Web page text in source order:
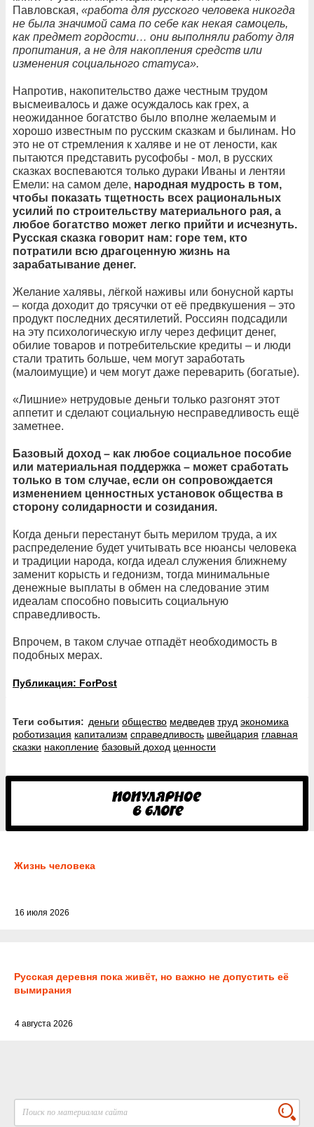
Павловская, «работа для русского человека никогда
не была значимой сама по себе как некая самоцель,
как предмет гордости… они выполняли работу для
пропитания, а не для накопления средств или
изменения социального статуса».
Напротив, накопительство даже честным трудом
высмеивалось и даже осуждалось как грех, а
неожиданное богатство было вполне желаемым и
хорошо известным по русским сказкам и былинам. Но
это не от стремления к халяве и не от лености, как
пытаются представить русофобы - мол, в русских
сказках воспеваются только дураки Иваны и лентяи
Емели: на самом деле, народная мудрость в том,
чтобы показать тщетность всех рациональных
усилий по строительству материального рая, а
любое богатство может легко прийти и исчезнуть.
Русская сказка говорит нам: горе тем, кто
потратили всю драгоценную жизнь на
зарабатывание денег.
Желание халявы, лёгкой наживы или бонусной карты
– когда доходит до трясучки от её предвкушения – это
продукт последних десятилетий. Россиян подсадили
на эту психологическую иглу через дефицит денег,
обилие товаров и потребительские кредиты – и люди
стали тратить больше, чем могут заработать
(малоимущие) и чем могут даже переварить (богатые).
«Лишние» нетрудовые деньги только разгонят этот
аппетит и сделают социальную несправедливость ещё
заметнее.
Базовый доход – как любое социальное пособие
или материальная поддержка – может сработать
только в том случае, если он сопровождается
изменением ценностных установок общества в
сторону солидарности и созидания.
Когда деньги перестанут быть мерилом труда, а их
распределение будет учитывать все нюансы человека
и традиции народа, когда идеал служения ближнему
заменит корысть и гедонизм, тогда минимальные
денежные выплаты в обмен на следование этим
идеалам способно повысить социальную
справедливость.
Впрочем, в таком случае отпадёт необходимость в
подобных мерах.
Публикация: ForPost
Теги события: деньги общество медведев труд экономика
роботизация капитализм справедливость швейцария главная
сказки накопление базовый доход ценности
Жизнь человека
16 июля 2026
Русская деревня пока живёт, но важно не допустить её
вымирания
4 августа 2026